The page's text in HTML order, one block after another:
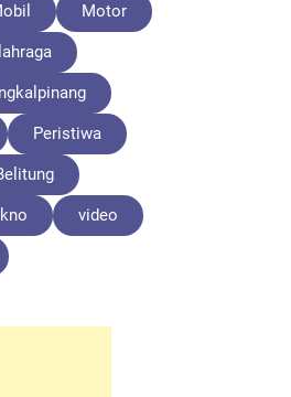
Motor
Peristiwa
video